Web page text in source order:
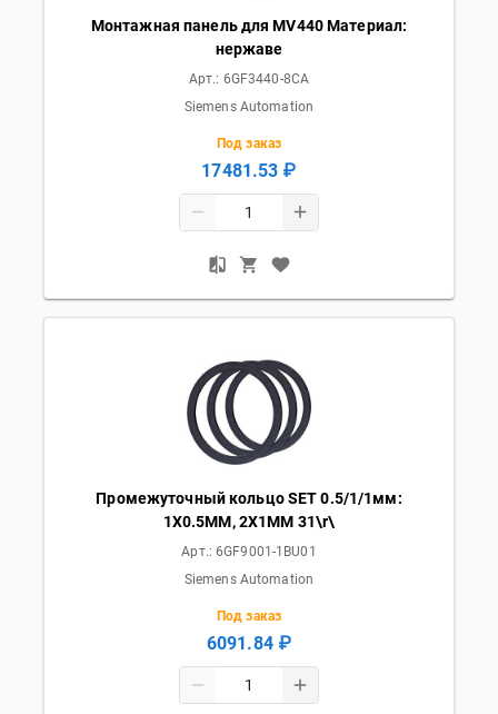
Монтажная панель для MV440 Материал:
нержаве
Арт.: 6GF3440-8CA
Siemens Automation
Под заказ
17481.53 ₽
Промежуточный кольцо SET 0.5/1/1мм:
1X0.5MM, 2X1MM 31\r\
Арт.:6GF9001-1BU01
Siemens Automation
Под заказ
6091.84 ₽